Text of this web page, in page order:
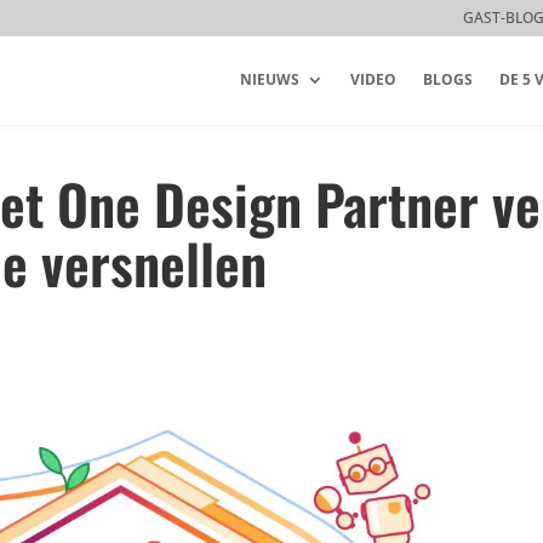
GAST-
NIEUWS VIDEO BLOGS DE 5
One Design Partner
versnellen